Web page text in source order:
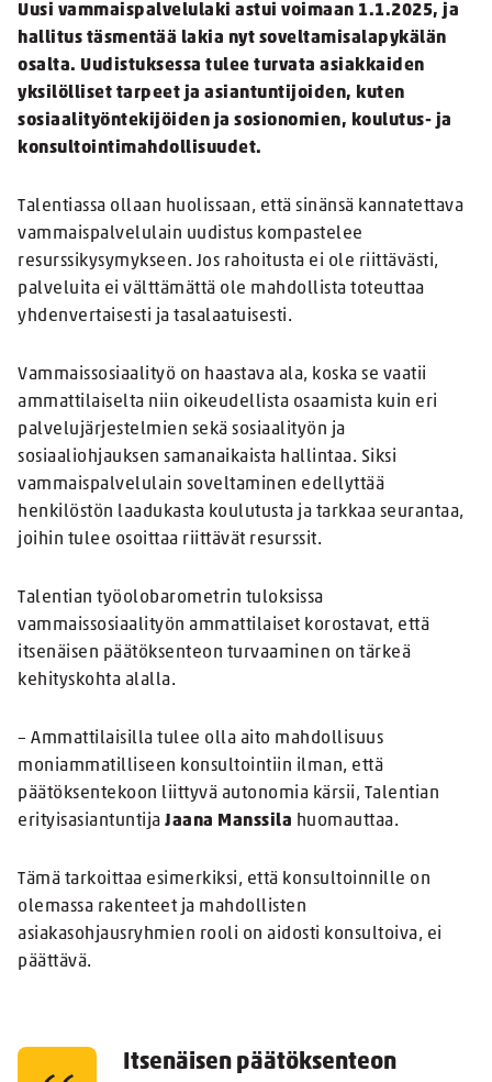
Uusi vammaispalvelulaki astui voimaan 1.1.2025, ja
hallitus täsmentää lakia nyt soveltamisalapykälän
osalta. Uudistuksessa tulee turvata asiakkaiden
yksilölliset tarpeet ja asiantuntijoiden, kuten
sosiaalityöntekijöiden ja sosionomien, koulutus- ja
konsultointimahdollisuudet.
Talentiassa ollaan huolissaan, että sinänsä kannatettava
vammaispalvelulain uudistus kompastelee
resurssikysymykseen. Jos rahoitusta ei ole riittävästi,
palveluita ei välttämättä ole mahdollista toteuttaa
yhdenvertaisesti ja tasalaatuisesti.
Vammaissosiaalityö on haastava ala, koska se vaatii
ammattilaiselta niin oikeudellista osaamista kuin eri
palvelujärjestelmien sekä sosiaalityön ja
sosiaaliohjauksen samanaikaista hallintaa. Siksi
vammaispalvelulain soveltaminen edellyttää
henkilöstön laadukasta koulutusta ja tarkkaa seurantaa,
joihin tulee osoittaa riittävät resurssit.
Talentian työolobarometrin tuloksissa
vammaissosiaalityön ammattilaiset korostavat, että
itsenäisen päätöksenteon turvaaminen on tärkeä
kehityskohta alalla.
– Ammattilaisilla tulee olla aito mahdollisuus
moniammatilliseen konsultointiin ilman, että
päätöksentekoon liittyvä autonomia kärsii, Talentian
erityisasiantuntija Jaana Manssila huomauttaa.
Tämä tarkoittaa esimerkiksi, että konsultoinnille on
olemassa rakenteet ja mahdollisten
asiakasohjausryhmien rooli on aidosti konsultoiva, ei
päättävä.
Itsenäisen päätöksenteon